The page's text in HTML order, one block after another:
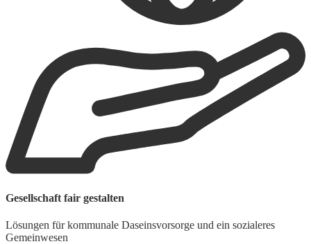
Gesellschaft fair gestalten
Lösungen für kommunale Daseinsvorsorge und ein sozialeres
Gemeinwesen